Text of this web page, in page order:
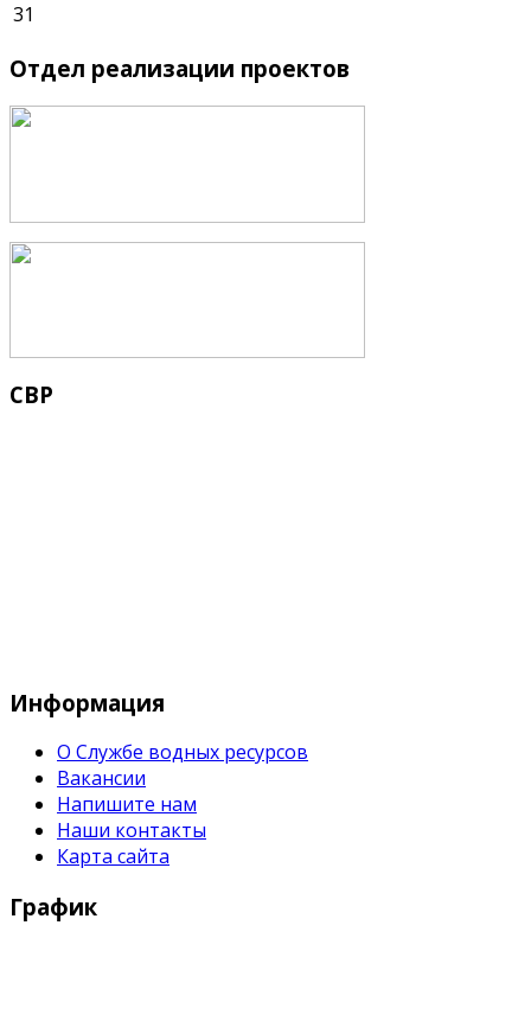
31
Отдел реализации проектов
СВР
Информация
О Службе водных ресурсов
Вакансии
Напишите нам
Наши контакты
Карта сайта
График